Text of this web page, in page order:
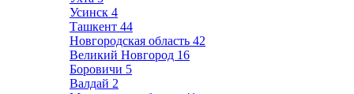
Усинск 4
Ташкент 44
Новгородская область 42
Великий Новгород 16
Боровичи 5
Валдай 2